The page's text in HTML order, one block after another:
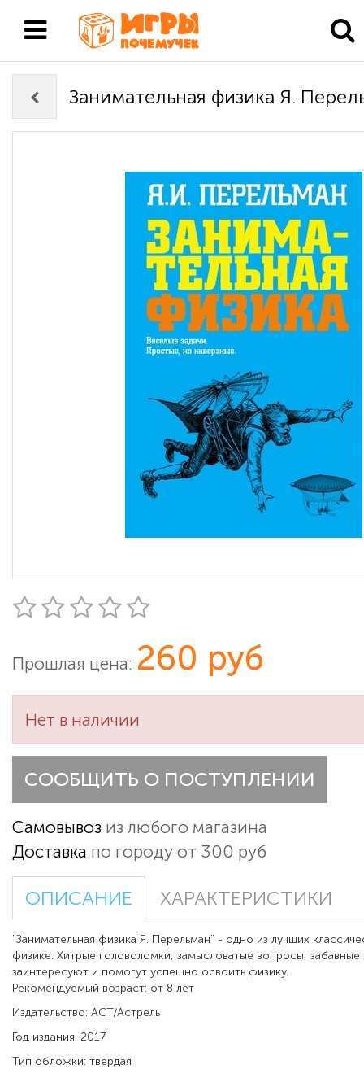
Занимательная физика Я.
Прошлая цена: 260 руб
Нет в наличии
СООБЩИТЬ О ПОСТУПЛЕНИИ
Самовывоз из любого магазина
Доставка по городу от 300 руб
ОПИСАНИЕ ХАРАКТЕРИСТИКИ
"Занимательная физика Я. Перельман" - одно из лучших
физике. Хитрые головоломки, замысловатые вопросы, забавные
заинтересуют и помогут успешно освоить физику.
Рекомендуемый возраст: от 8 лет
Издательство: АСТ/Астрель
Год издания: 2017
Тип обложки: твердая